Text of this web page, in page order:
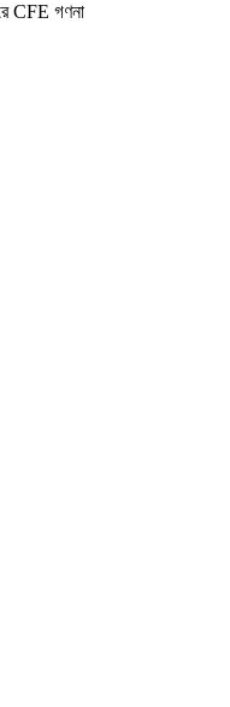
CFE গণনা